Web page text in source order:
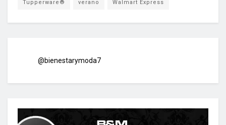
Tupperware® verano Walmart Express
@bienestarymoda7